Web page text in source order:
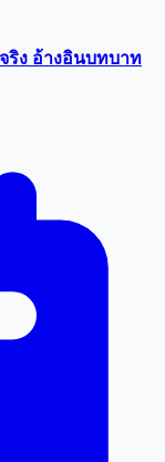
ริง อ้างอินบทบาท